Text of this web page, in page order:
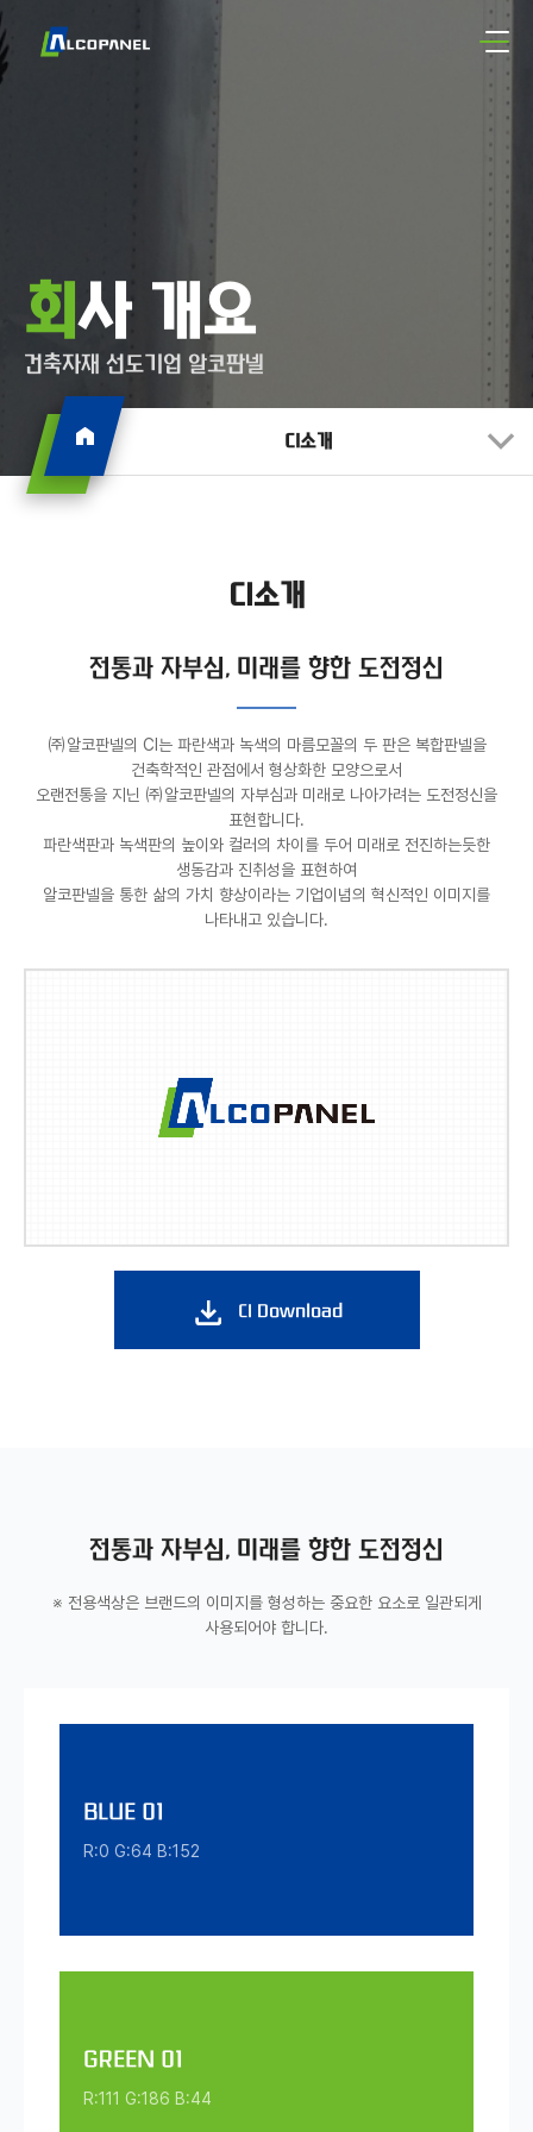
회사 개요
건축자재 선도기업 알코판넬
CI소개
사업장현황
설비현황
주요 협력사
CI소개
전통과 자부심, 미래를 향한 도전정신
㈜알코판넬의 CI는 파란색과 녹색의 마름모꼴의 두 판은 복합판넬을
건축학적인 관점에서 형상화한 모양으로서
오랜전통을 지닌 ㈜알코판넬의 자부심과 미래로 나아가려는 도전정신을
표현합니다.
파란색판과 녹색판의 높이와 컬러의 차이를 두어 미래로 전진하는듯한
생동감과 진취성을 표현하여
알코판넬을 통한 삶의 가치 향상이라는 기업이념의 혁신적인 이미지를
나타내고 있습니다.
CI Download
전통과 자부심, 미래를 향한 도전정신
※ 전용색상은 브랜드의 이미지를 형성하는 중요한 요소로 일관되게
사용되어야 합니다.
BLUE 01
R:0 G:64 B:152
GREEN 01
R:111 G:186 B:44